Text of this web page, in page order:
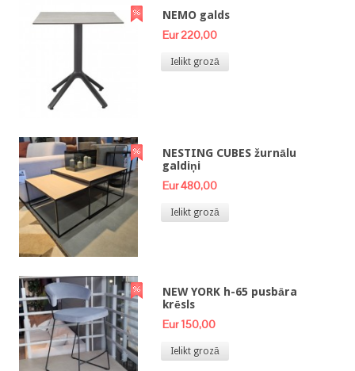
NEMO galds
Eur 220,00
Ielikt grozā
NESTING CUBES žurnālu
galdiņi
Eur 480,00
Ielikt grozā
NEW YORK h-65 pusbāra
krēsls
Eur 150,00
Ielikt grozā